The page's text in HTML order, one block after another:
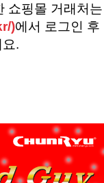
쇼핑몰 거래처는
)에서 로그인 후
.